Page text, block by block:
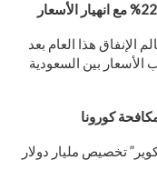
هذا العام بعد
بين السعودية
كورونا
تخصيص مليار دولار